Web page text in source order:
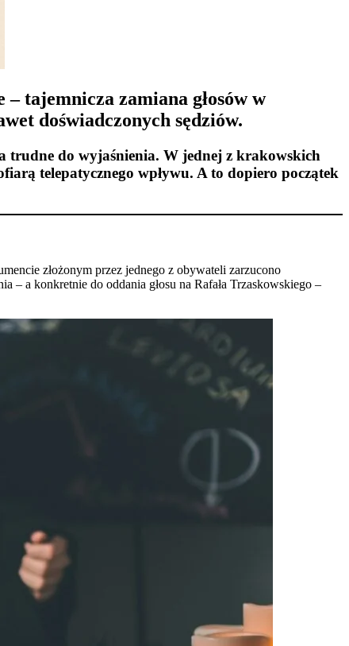
tajemnicza zamiana głosów w
doświadczonych sędziów.
trudne do wyjaśnienia. W jednej z krakowskich
telepatycznego wpływu. A to dopiero początek
złożonym przez jednego z obywateli zarzucono
– a konkretnie do oddania głosu na Rafała Trzaskowskiego –